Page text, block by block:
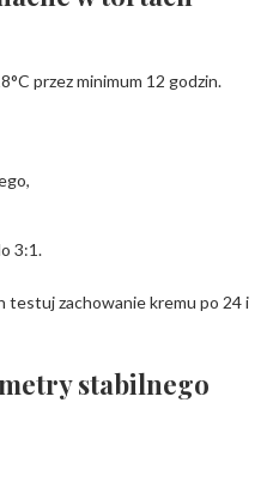
przez minimum 12 godzin.
3:1.
testuj zachowanie kremu po 24 i
stabilnego